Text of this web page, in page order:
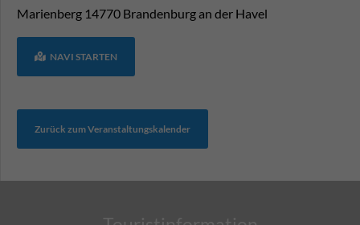
Marienberg 14770 Brandenburg an der Havel
NAVI STARTEN
Zurück zum Veranstaltungskalender